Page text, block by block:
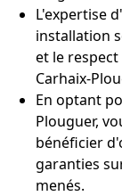
L'expertise
installation
et le
Carhaix-
En optant
Plouguer,
bénéficier
garanties
menés.